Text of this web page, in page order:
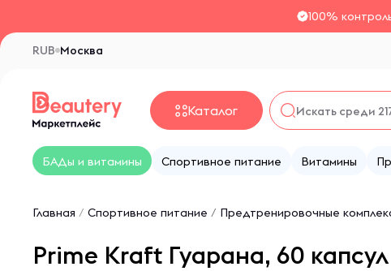
100%
Москва
RUB
Каталог
БАДы и витамины Спортивное питание Витамины
Главная / Спортивное питание / Предтренировочные
Prime Kraft Гуарана, 60 капсул